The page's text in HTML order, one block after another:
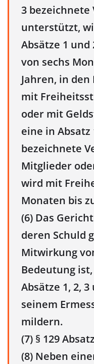
3 bezeichnete
unterstützt,
Absätze 1
von sechs
Jahren, in den
mit
oder mit
eine in Absatz
bezeichnete
Mitglieder
wird mit
Monaten bis
(6) Das
deren Schuld
Mitwirkung
Bedeutung
Absätze 1, 2,
seinem
mildern.
(7) § 129
(8) Neben